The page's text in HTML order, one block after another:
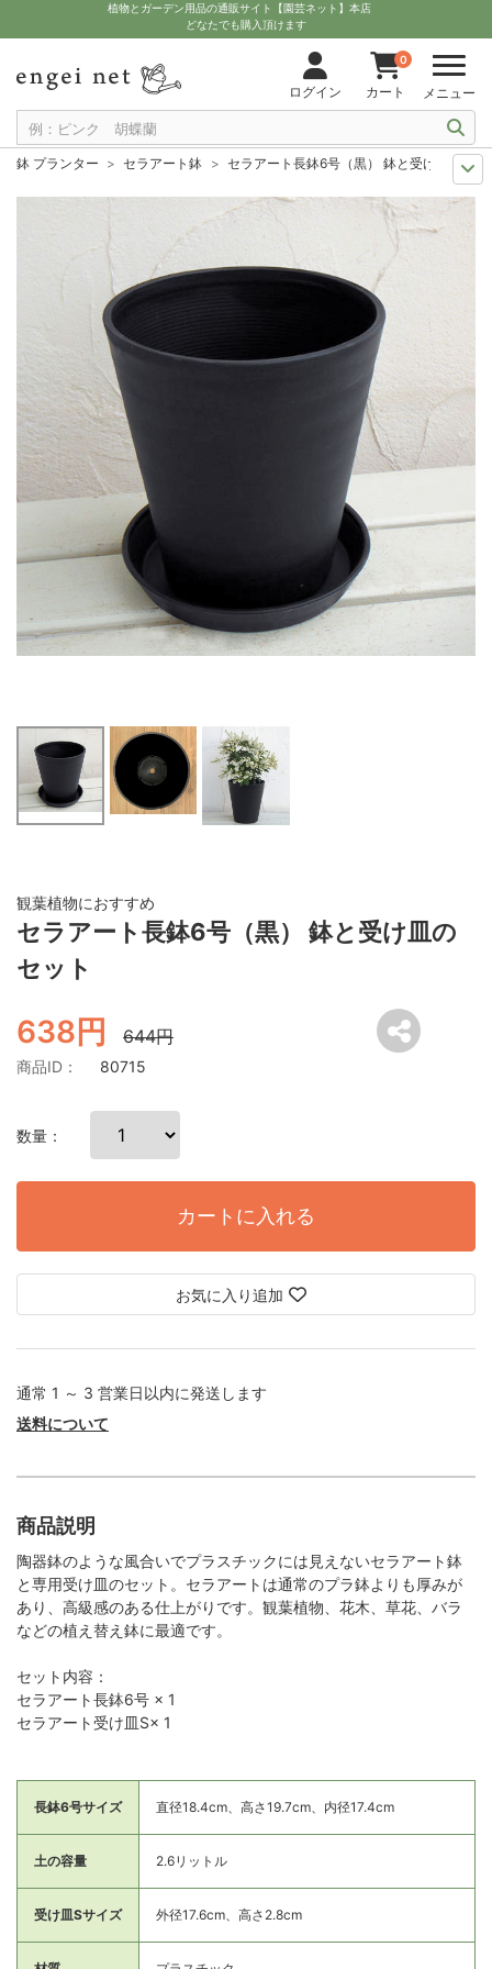
植物とガーデン用品の通販サイト【園芸ネット】本店
どなたでも購入頂けます
ログイン
0
カート メニュー
鉢 プランター セラアート鉢
セラアート長鉢6号（黒） 鉢と受け皿のセッ
季節の特集
観葉植物の植え替えに！
セラアート長鉢6号（黒） 鉢と受け
グッズ・資材
セラアート長鉢6号（黒） 鉢と受け皿のセ
12月上中旬予約
グッズ・資材 セラアート長鉢6号（黒） 鉢と受け皿のセ
観葉植物におすすめ
セラアート長鉢6号（黒） 鉢と受け皿の
セット
638円 644円
商品ID： 80715
数量：
カートに入れる
お気に入り追加
通常 1 ～ 3 営業日以内に発送します
送料について
商品説明
陶器鉢のような風合いでプラスチックには見えないセラアート鉢
と専用受け皿のセット。セラアートは通常のプラ鉢よりも厚みが
あり、高級感のある仕上がりです。観葉植物、花木、草花、バラ
などの植え替え鉢に最適です。
セット内容：
セラアート長鉢6号 × 1
セラアート受け皿S× 1
長鉢6号サイズ 直径18.4cm、高さ19.7cm、内径17.4cm
土の容量 2.6リットル
受け皿Sサイズ 外径17.6cm、高さ2.8cm